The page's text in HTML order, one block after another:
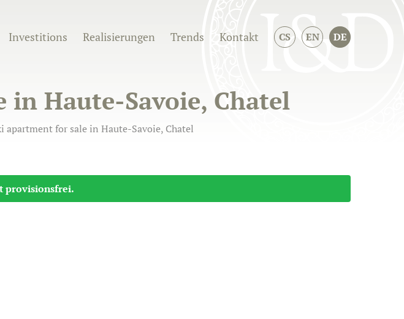
Investitions Realisierungen Trends Kontakt CS EN DE
Haute-Savoie, Chatel
apartment for sale in Haute-Savoie, Chatel
provisionsfrei.